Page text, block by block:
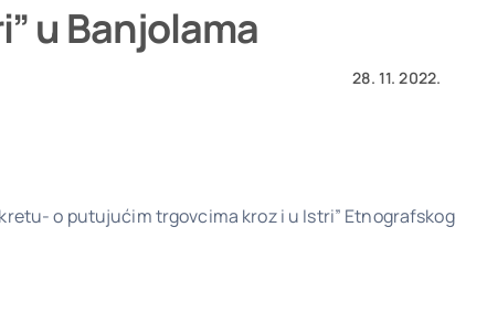
u Banjolama
28. 11. 2022.
o putujućim trgovcima kroz i u Istri” Etnografskog